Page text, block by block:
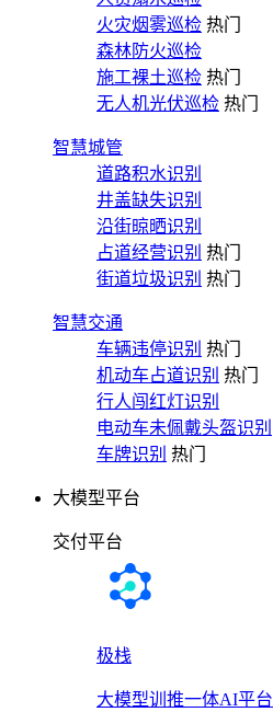
火灾烟雾巡检 热门
森林防火巡检
施工裸土巡检 热门
无人机光伏巡检 热门
智慧城管
道路积水识别
井盖缺失识别
沿街晾晒识别
占道经营识别 热门
街道垃圾识别 热门
智慧交通
车辆违停识别 热门
机动车占道识别 热门
行人闯红灯识别
电动车未佩戴头盔识别
车牌识别 热门
大模型平台
交付平台
极栈
大模型训推一体AI平台